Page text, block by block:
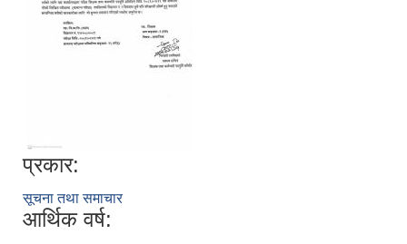
प्रकार:
सूचना तथा समाचार
आर्थिक वर्ष: